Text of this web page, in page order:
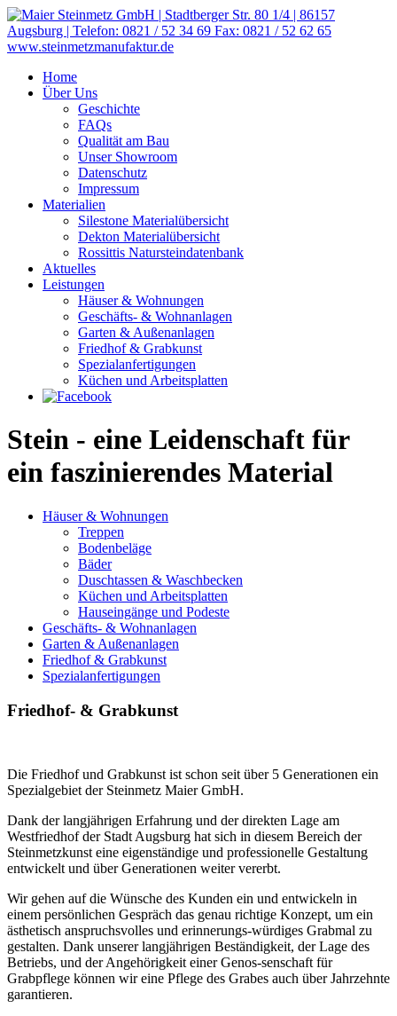
Home
Über Uns
Geschichte
FAQs
Qualität am Bau
Unser Showroom
Datenschutz
Impressum
Materialien
Silestone Materialübersicht
Dekton Materialübersicht
Rossittis Natursteindatenbank
Aktuelles
Leistungen
Häuser & Wohnungen
Geschäfts- & Wohnanlagen
Garten & Außenanlagen
Friedhof & Grabkunst
Spezialanfertigungen
Küchen und Arbeitsplatten
Stein - eine Leidenschaft für
ein faszinierendes Material
Häuser & Wohnungen
Treppen
Bodenbeläge
Bäder
Duschtassen & Waschbecken
Küchen und Arbeitsplatten
Hauseingänge und Podeste
Geschäfts- & Wohnanlagen
Garten & Außenanlagen
Friedhof & Grabkunst
Spezialanfertigungen
Friedhof- & Grabkunst
Die Friedhof und Grabkunst ist schon seit über 5 Generationen ein
Spezialgebiet der Steinmetz Maier GmbH.
Dank der langjährigen Erfahrung und der direkten Lage am
Westfriedhof der Stadt Augsburg hat sich in diesem Bereich der
Steinmetzkunst eine eigenständige und professionelle Gestaltung
entwickelt und über Generationen weiter vererbt.
Wir gehen auf die Wünsche des Kunden ein und entwickeln in
einem persönlichen Gespräch das genau richtige Konzept, um ein
ästhetisch anspruchsvolles und erinnerungs-würdiges Grabmal zu
gestalten. Dank unserer langjährigen Beständigkeit, der Lage des
Betriebs, und der Angehörigkeit einer Genos-senschaft für
Grabpflege können wir eine Pflege des Grabes auch über Jahrzehnte
garantieren.